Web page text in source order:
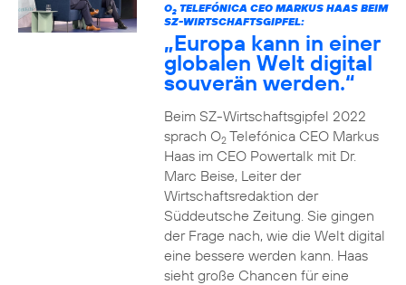
O2TELEFÓNICA CEO MARKUS HAAS BEIM
SZ-WIRTSCHAFTSGIPFEL:
„Europa kann in einer
globalen Welt digital
souverän werden.“
Beim SZ-Wirtschaftsgipfel 2022
sprach O2Telefónica CEO Markus
Haas im CEO Powertalk mit Dr.
Marc Beise, Leiter der
Wirtschaftsredaktion der
Süddeutsche Zeitung. Sie gingen
der Frage nach, wie die Welt digital
eine bessere werden kann. Haas
sieht große Chancen für eine